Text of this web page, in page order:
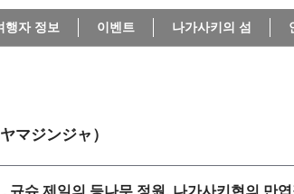
행자 정보 이벤트 나가사키의 섬
マジンジャ）